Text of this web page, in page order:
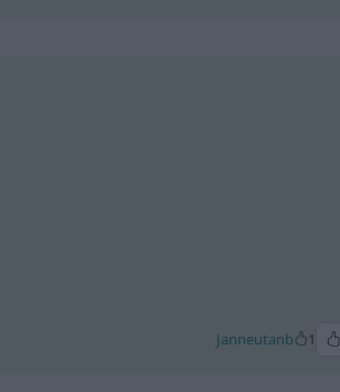
Janneutanb 1